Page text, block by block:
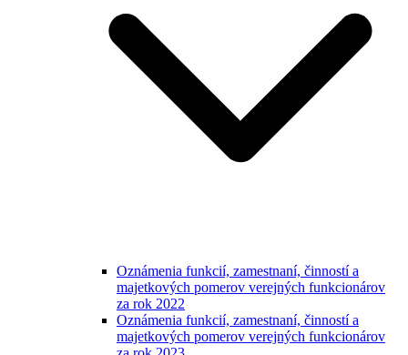
Oznámenia funkcií, zamestnaní, činností a
majetkových pomerov verejných funkcionárov
za rok 2022
Oznámenia funkcií, zamestnaní, činností a
majetkových pomerov verejných funkcionárov